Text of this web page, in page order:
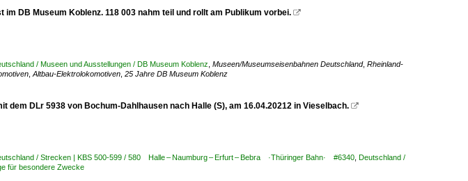
DB Museum Koblenz. 118 003 nahm teil und rollt am Publikum vorbei. 
/ Museen und Ausstellungen / DB Museum Koblenz Museen/Museumseisenbahnen Deutschland, Rheinland-
Altbau-Elektrolokomotiven 25 Jahre DB Museum Koblenz
dem DLr 5938 von Bochum-Dahlhausen nach Halle (S), am 16.04.20212 in Vieselbach. 
/ Strecken | KBS 500-599 / 580 Halle – Naumburg – Erfurt – Bebra ·Thüringer Bahn· #6340 Deutschland /
für besondere Zwecke